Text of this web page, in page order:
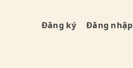
Đăng ký Đăng nhập